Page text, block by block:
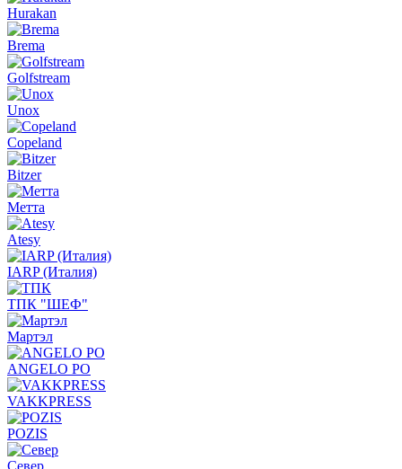
Hurakan
Brema
Golfstream
Unox
Copeland
Bitzer
Метта
Atesy
IARP (Италия)
ТПК "ШЕФ"
Мартэл
ANGELO PO
VAKKPRESS
POZIS
Север